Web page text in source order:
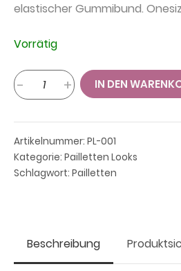
elastischer Gummibund.
Vorrätig
Pailletten-
Rock,
Menge
- + IN DEN
Artikelnummer: PL-001
Kategorie: Pailletten Looks
Schlagwort: Pailletten
Beschreibung